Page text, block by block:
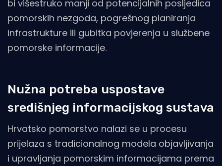
bi višestruko manji od potencijalnih posljedica
pomorskih nezgoda, pogrešnog planiranja
infrastrukture ili gubitka povjerenja u službene
pomorske informacije.
Nužna potreba uspostave
središnjeg informacijskog sustava
Hrvatsko pomorstvo nalazi se u procesu
prijelaza s tradicionalnog modela objavljivanja
i upravljanja pomorskim informacijama prema